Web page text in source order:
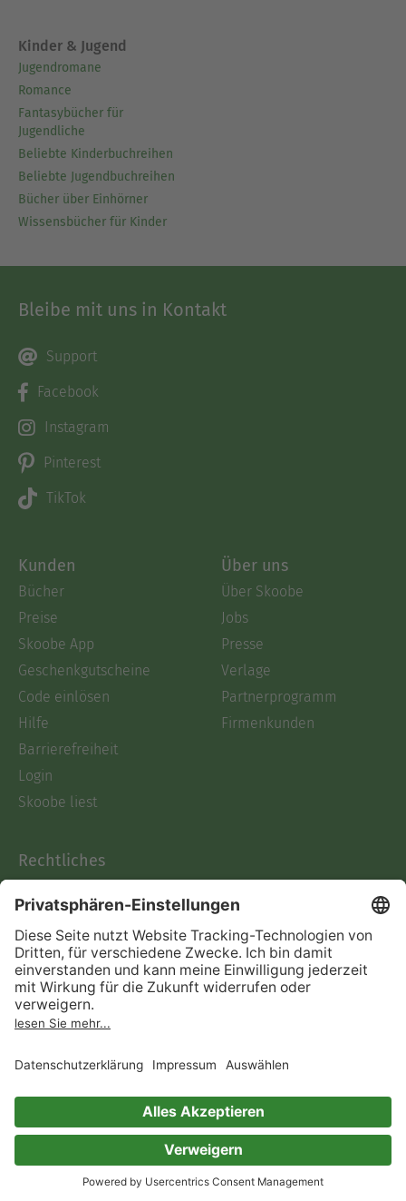
Kinder & Jugend
Jugendromane
Romance
Fantasybücher für
Jugendliche
Beliebte Kinderbuchreihen
Beliebte Jugendbuchreihen
Bücher über Einhörner
Wissensbücher für Kinder
Bleibe mit uns in Kontakt
Support
Facebook
Instagram
Pinterest
TikTok
Kunden
Bücher
Preise
Skoobe App
Geschenkgutscheine
Code einlösen
Hilfe
Barrierefreiheit
Login
Skoobe liest
Über uns
Über Skoobe
Jobs
Presse
Verlage
Partnerprogramm
Firmenkunden
Rechtliches
AGB
Informationen nach Data
Act
Verträge hier kündigen
Impressum
Immer ein gutes Buch